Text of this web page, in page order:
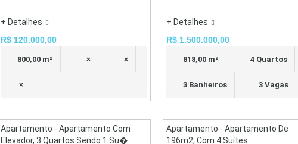
+ Detalhes
R$ 120.000,00
800,00 m² × ×
×
+ Detalhes
R$ 1.500.000,00
818,00 m² 4 Quartos
3 Banheiros 3 Vagas
Apartamento - Apartamento Com
Elevador, 3 Quartos Sendo 1 Su�...
Apartamento - Apartamento De
196m2, Com 4 Suítes